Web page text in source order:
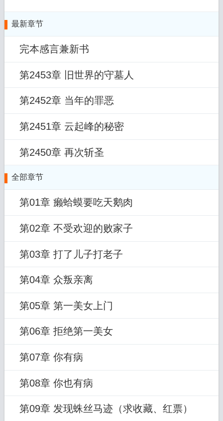
最新章节
完本感言兼新书
第2453章 旧世界的守墓人
第2452章 当年的罪恶
第2451章 云起峰的秘密
第2450章 再次斩圣
全部章节
第01章 癞蛤蟆要吃天鹅肉
第02章 不受欢迎的败家子
第03章 打了儿子打老子
第04章 众叛亲离
第05章 第一美女上门
第06章 拒绝第一美女
第07章 你有病
第08章 你也有病
第09章 发现蛛丝马迹（求收藏、红票）